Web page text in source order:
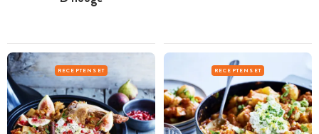
RECEPTENSET RECEPTENSET